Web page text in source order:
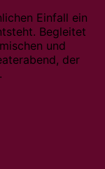
Einfall ein
Begleitet
und
der